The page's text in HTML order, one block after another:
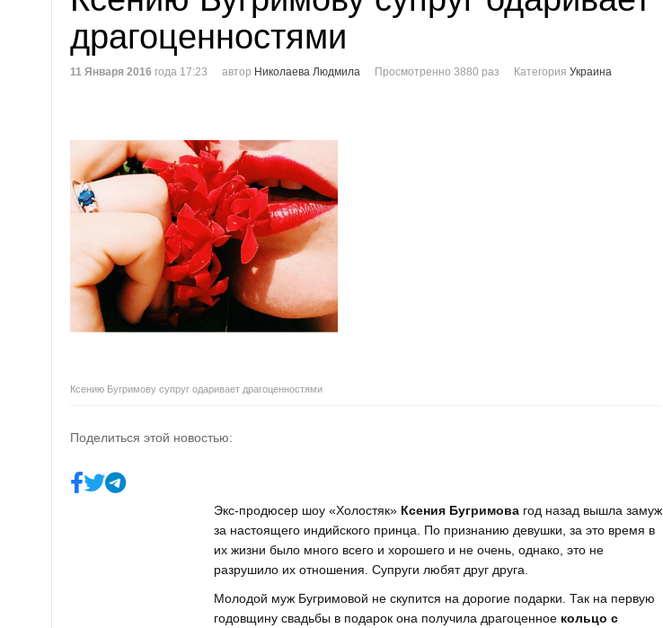
драгоценностями
11 Января 2016 года 17:23 автор Николаева Людмила Просмотренно 3880 раз Категория Украина
Ксению Бугримову супруг одаривает драгоценностями
Поделиться этой новостью:
Экс-продюсер шоу «Холостяк» Ксения Бугримова год назад вышла замуж
за настоящего индийского принца. По признанию девушки, за это время в
их жизни было много всего и хорошего и не очень, однако, это не
разрушило их отношения. Супруги любят друг друга.
Молодой муж Бугримовой не скупится на дорогие подарки. Так на первую
годовщину свадьбы в подарок она получила драгоценное кольцо с